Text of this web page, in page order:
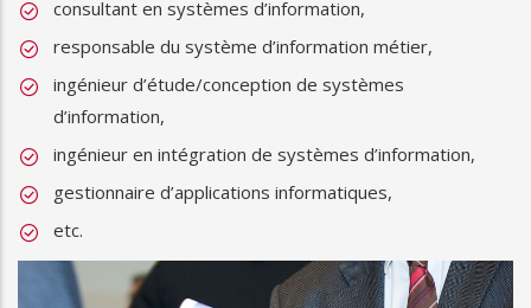
consultant en systèmes d’information,
responsable du système d’information métier,
ingénieur d’étude/conception de systèmes
d’information,
ingénieur en intégration de systèmes d’information,
gestionnaire d’applications informatiques,
etc.